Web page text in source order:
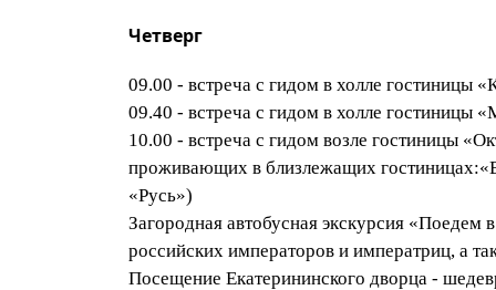
Четверг
09.00 - встреча с гидом в холле гостиницы
09.40 - встреча с гидом в холле гостиницы
10.00 - встреча с гидом возле гостиницы
проживающих в близлежащих
«Русь»)
Загородная автобусная экскурсия «Поедем
российских императоров и императриц, а
Посещение Екатерининского дворца -